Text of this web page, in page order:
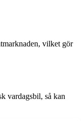
vilket gör
vardagsbil, så kan